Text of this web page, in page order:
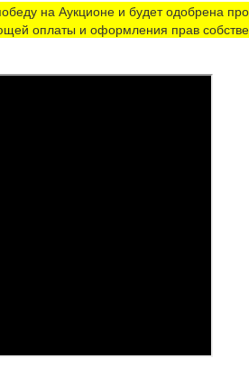
на Аукционе и будет одобрена
оплаты и оформления прав